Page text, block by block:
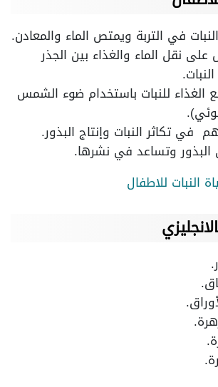
في التربة ويمتص الماء والمعادن.
نقل الماء والغذاء بين الجذر
الغذاء للنبات باستخدام ضوء الشمس
في تكاثر النبات وإنتاج البذور.
البذور وتساعد في نشرها.
النبات للاطفال